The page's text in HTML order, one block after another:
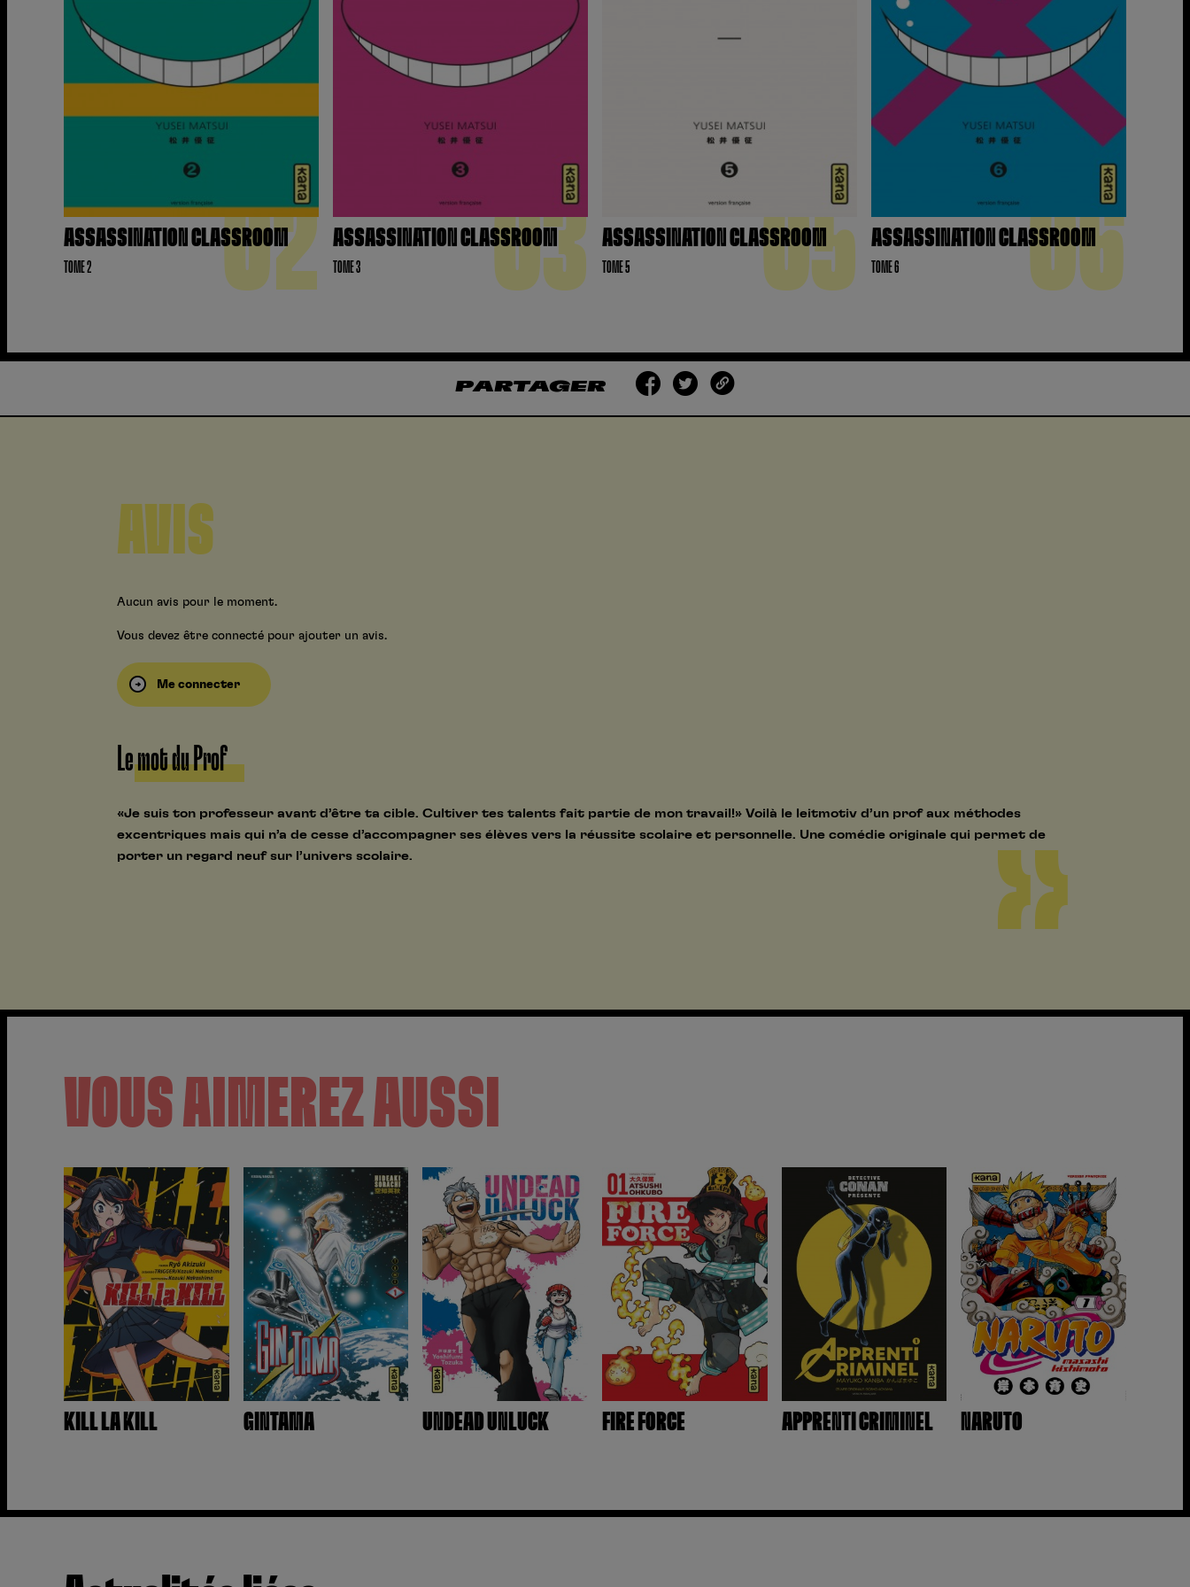
ASSASSINATION CLASSROOM
TOME 2 02 ASSASSINATION CLASSROOM
TOME 3 03 ASSASSINATION CLASSROOM
TOME 5 05 ASSASSINATION CLASSROOM
TOME 6 06
PARTAGER
AVIS
Aucun avis pour le moment.
Vous devez être connecté pour ajouter un avis.
Me connecter
Le mot du Prof
«Je suis ton professeur avant d’être ta cible. Cultiver tes talents fait partie de mon travail!» Voilà le leitmotiv d’un prof aux méthodes
excentriques mais qui n’a de cesse d’accompagner ses élèves vers la réussite scolaire et personnelle. Une comédie originale qui permet de
porter un regard neuf sur l’univers scolaire.
VOUS AIMEREZ AUSSI
KILL LA KILL GINTAMA UNDEAD UNLUCK FIRE FORCE APPRENTI CRIMINEL NARUTO